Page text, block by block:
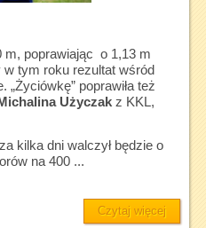
m, poprawiając o 1,13 m
w tym roku rezultat wśród
„Życiówkę” poprawiła też
Użyczakz KKL,
kilka dni walczył będzie o
na 400 ...
Czytaj więcej